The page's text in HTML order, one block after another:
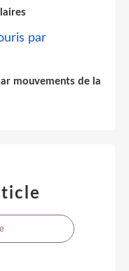
mouvements de la